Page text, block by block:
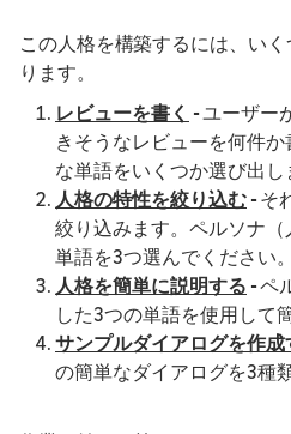
この人格を構築するには、い
ります。
レビューを書く -ユーザー
きそうなレビューを何件
な単語をいくつか選び出し
人格の特性を絞り込む -そ
絞り込みます。ペルソナ
単語を3つ選んでください。
人格を簡単に説明する -ペ
した3つの単語を使用して
サンプルダイアログを作成
の簡単なダイアログを3種